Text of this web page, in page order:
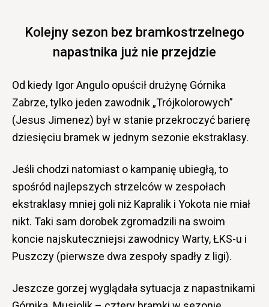
Kolejny sezon bez bramkostrzelnego
napastnika już nie przejdzie
Od kiedy Igor Angulo opuścił drużynę Górnika
Zabrze, tylko jeden zawodnik „Trójkolorowych”
(Jesus Jimenez) był w stanie przekroczyć barierę
dziesięciu bramek w jednym sezonie ekstraklasy.
Jeśli chodzi natomiast o kampanię ubiegłą, to
spośród najlepszych strzelców w zespołach
ekstraklasy mniej goli niż Kapralik i Yokota nie miał
nikt. Taki sam dorobek zgromadzili na swoim
koncie najskuteczniejsi zawodnicy Warty, ŁKS-u i
Puszczy (pierwsze dwa zespoły spadły z ligi).
Jeszcze gorzej wyglądała sytuacja z napastnikami